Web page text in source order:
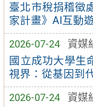
臺北市稅捐稽徵
家計畫》AI互動
2026-07-24
資媒
國立成功大學生
視界：從基因到
2026-07-24
資媒